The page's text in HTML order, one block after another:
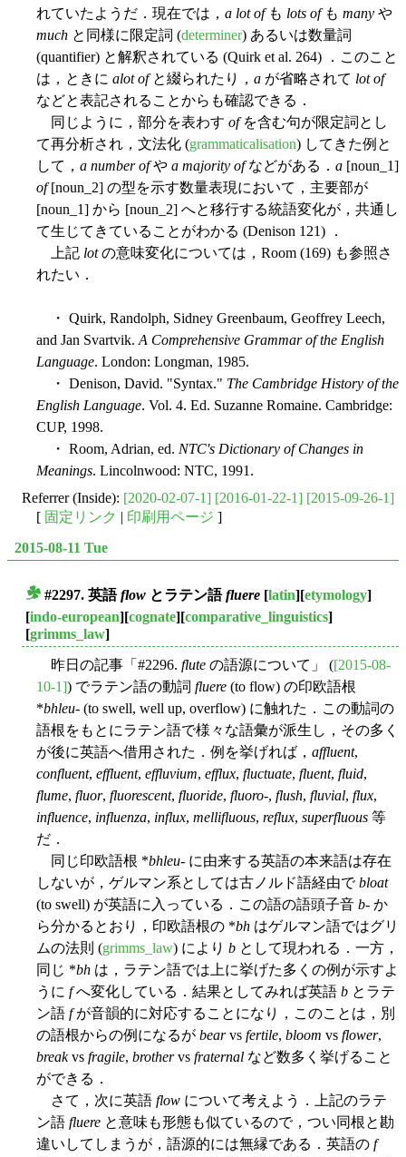
れていたようだ．現在では， a lot ofも lots ofも many や
much と同様に限定詞 (determiner) あるいは数量詞
(quantifier) と解釈されている (Quirk et al. 264) ．このこと
は，ときに alot ofと綴られたり， a が省略されて lot of
などと表記されることからも確認できる．
同じように，部分を表わす ofを含む句が限定詞とし
て再分析され，文法化 (grammaticalisation) してきた例と
して， a number ofや a majority ofなどがある． a [noun_1]
of[noun_2] の型を示す数量表現において，主要部が
[noun_1] から [noun_2] へと移行する統語変化が，共通し
て生じてきていることがわかる (Denison 121) ．
上記 lotの意味変化については，Room (169) も参照さ
れたい．
・ Quirk, Randolph, Sidney Greenbaum, Geoffrey Leech,
and Jan Svartvik. A Comprehensive Grammar of the English
Language. London: Longman, 1985.
・ Denison, David. "Syntax." The Cambridge History of the
English Language. Vol. 4. Ed. Suzanne Romaine. Cambridge:
CUP, 1998.
・ Room, Adrian, ed. NTC's Dictionary of Changes in
Meanings. Lincolnwood: NTC, 1991.
Referrer (Inside): [2020-02-07-1] [2016-01-22-1] [2015-09-26-1]
[ 固定リンク | 印刷用ページ ]
2015-08-11 Tue
#2297. 英語flow とラテン語fluere [latin][etymology]
[indo-european][cognate][comparative_linguistics]
[grimms_law]
昨日の記事「#2296. flute の語源について」 ([2015-08-
10-1]) でラテン語の動詞 fluere (to flow) の印欧語根
*bhleu- (to swell, well up, overflow) に触れた．この動詞の
語根をもとにラテン語で様々な語彙が派生し，その多く
が後に英語へ借用された．例を挙げれば， affluent,
confluent, effluent, effluvium, efflux, fluctuate, fluent, fluid,
flume, fluor, fluorescent, fluoride, fluoro-, flush, fluvial, flux,
influence, influenza, influx, mellifluous, reflux, superfluous 等
だ．
同じ印欧語根 *bhleu- に由来する英語の本来語は存在
しないが，ゲルマン系としては古ノルド語経由でbloat
(to swell) が英語に入っている．この語の語頭子音 b- か
ら分かるとおり，印欧語根の *bh はゲルマン語ではグリ
ムの法則 (grimms_law) により b として現われる．一方，
同じ *bh は，ラテン語では上に挙げた多くの例が示すよ
うに fへ変化している．結果としてみれば英語 b とラテ
ン語 fが音韻的に対応することになり，このことは，別
の語根からの例になるが bearvs fertile, bloom vs flower,
breakvs fragile, brothervs fraternal など数多く挙げること
ができる．
さて，次に英語 flow について考えよう．上記のラテ
ン語 fluere と意味も形態も似ているので，つい同根と勘
違いしてしまうが，語源的には無縁である．英語の f